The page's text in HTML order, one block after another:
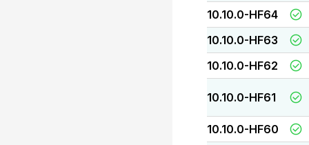
10.10.0-HF64
10.10.0-HF63
10.10.0-HF62
10.10.0-HF61
10.10.0-HF60